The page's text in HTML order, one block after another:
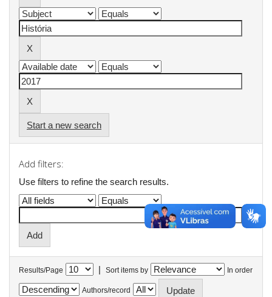
Start a new search
Add filters:
Use filters to refine the search results.
Results/Page | Sort items by In order
Authors/record